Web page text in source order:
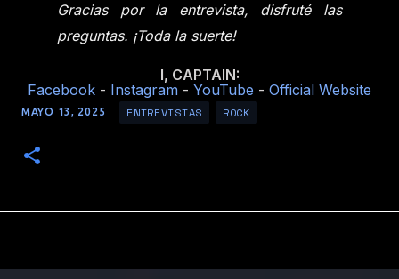
Gracias por la entrevista, disfruté las
preguntas. ¡Toda la suerte!
I, CAPTAIN:
Facebook - Instagram - YouTube - Official Website
MAYO 13, 2025 ENTREVISTAS ROCK